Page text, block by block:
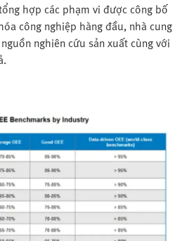
hợp các phạm vi được công bố
công nghiệp hàng đầu, nhà cung
nghiên cứu sản xuất cùng với